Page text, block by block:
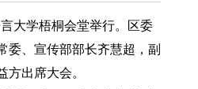
大学梧桐会堂举行。区委
委、宣传部部长齐慧超，副
出席大会。